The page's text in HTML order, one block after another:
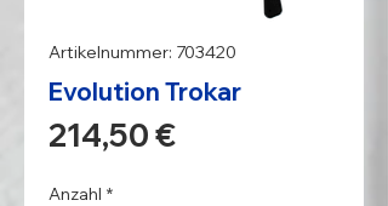
Artikelnummer: 703420
Evolution Trokar
214,50 €Preis
Anzahl *